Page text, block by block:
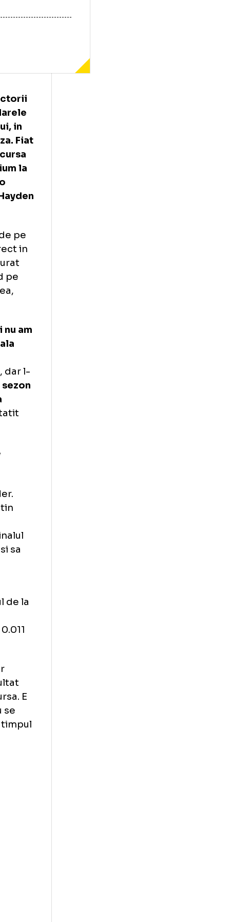
trei victorii
in Marele
in
Viteza. Fiat
de cursa
podium la
Nicky Hayden
cursa de pe
direct in
nu a durat
rapid pe
saselea,
si nu am
greseala
bine, dar l-
de sezon
fara
pe
lider.
Jorge
spre finalul
si sa
Desi
de la
linia
doar 0.011
iar
un rezultat
nu se